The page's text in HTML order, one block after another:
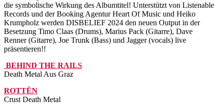
die symbolische Wirkung des Albumtitel! Unterstützt von Listenable
Records und der Booking Agentur Heart Of Music und Heiko
Krumpholz werden DISBELIEF 2024 den neuen Output in der
Besetzung Timo Claas (Drums), Marius Pack (Gitarre), Dave
Renner (Gitarre), Joe Trunk (Bass) und Jagger (vocals) live
präsentieren!!
BEHIND THE RAILS
Death Metal Aus Graz
ROTTËN
Crust Death Metal